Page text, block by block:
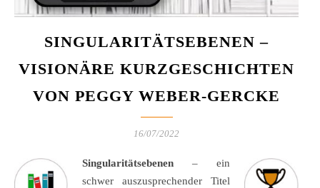
SINGULARITÄTSEBENEN –
VISIONÄRE KURZGESCHICHTEN
VON PEGGY WEBER-GERCKE
16/07/2022
Singularitätsebenen – ein
schwer auszusprechender Titel